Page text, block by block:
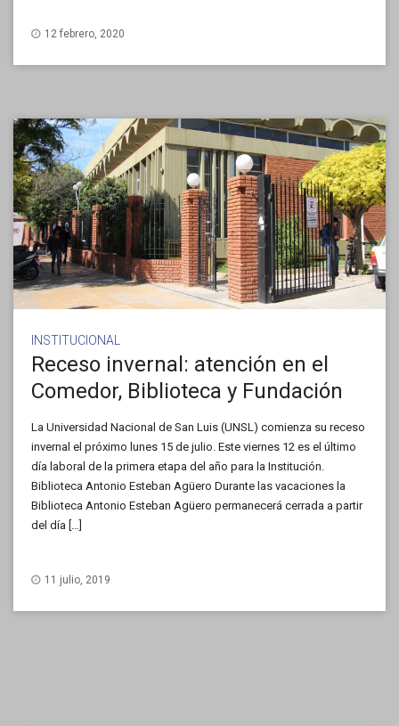
12 febrero, 2020
INSTITUCIONAL
Receso invernal: atención en el
Comedor, Biblioteca y Fundación
La Universidad Nacional de San Luis (UNSL) comienza su receso
invernal el próximo lunes 15 de julio. Este viernes 12 es el último
día laboral de la primera etapa del año para la Institución.
Biblioteca Antonio Esteban Agüero Durante las vacaciones la
Biblioteca Antonio Esteban Agüero permanecerá cerrada a partir
del día […]
11 julio, 2019